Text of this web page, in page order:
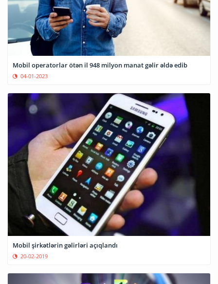
Mobil operatorlar ötən il 948 milyon manat gəlir əldə edib
04-01-2023
Mobil şirkətlərin gəlirləri açıqlandı
20-02-2019